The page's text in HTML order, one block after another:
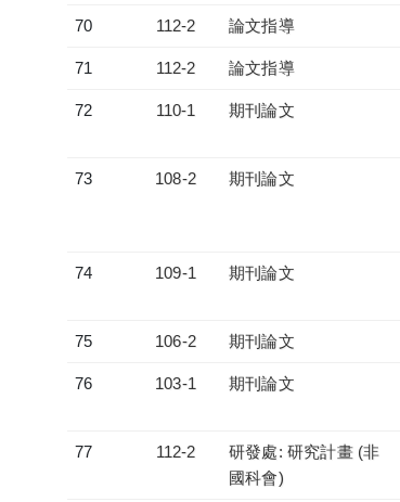
70 112-2 論文指導
71 112-2 論文指導
72 110-1 期刊論文
73 108-2 期刊論文
74 109-1 期刊論文
75 106-2 期刊論文
76 103-1 期刊論文
77 112-2
研發處: 研究計畫 (非
國科會)